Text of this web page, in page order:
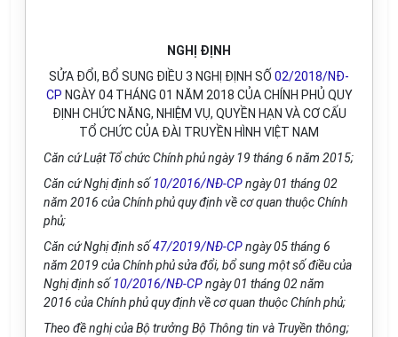
NGHỊ ĐỊNH
SỬA ĐỔI, BỔ SUNG ĐIỀU 3 NGHỊ ĐỊNH SỐ 02/2018/NĐ-
CP NGÀY 04 THÁNG 01 NĂM 2018 CỦA CHÍNH PHỦ QUY
ĐỊNH CHỨC NĂNG, NHIỆM VỤ, QUYỀN HẠN VÀ CƠ CẤU
TỔ CHỨC CỦA ĐÀI TRUYỀN HÌNH VIỆT NAM
Căn cứ Luật Tổ chức Chính phủ ngày 19 tháng 6 năm 2015;
Căn cứ Nghị định số 10/2016/NĐ-CPngày 01 tháng 02
năm 2016 của Chính phủ quy định về cơ quan thuộc Chính
phủ;
Căn cứ Nghị định số47/2019/NĐ-CPngày 05 tháng 6
năm 2019 của Chính phủ sửa đổi, bổ sung một số điều của
Nghị định số 10/2016/NĐ-CPngày 01 tháng 02 năm
2016 của Chính phủ quy định về cơ quan thuộc Chính phủ;
Theo đề nghị của Bộ trưởng Bộ Thông tin và Truyền thông;